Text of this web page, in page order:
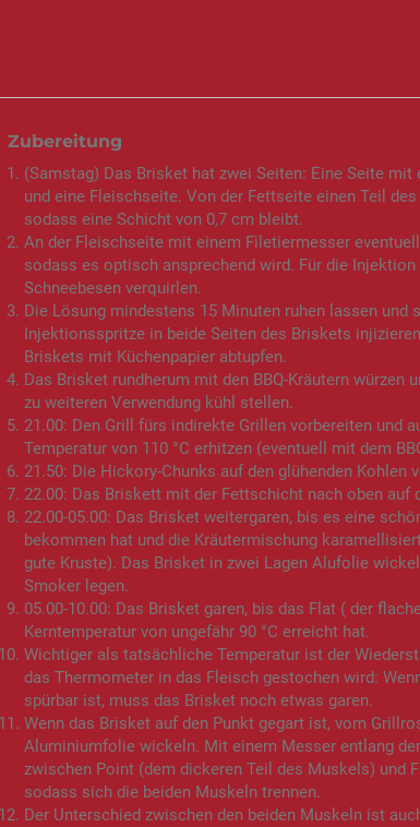
Zubereitung
(Samstag) Das Brisket hat zwei Seiten: Eine Seite
und eine Fleischseite. Von der Fettseite einen Teil
sodass eine Schicht von 0,7 cm bleibt.
An der Fleischseite mit einem Filetiermesser
sodass es optisch ansprechend wird. Für die
Schneebesen verquirlen.
Die Lösung mindestens 15 Minuten ruhen lassen und
Injektionsspritze in beide Seiten des Briskets
Briskets mit Küchenpapier abtupfen.
Das Brisket rundherum mit den BBQ-Kräutern würzen
zu weiteren Verwendung kühl stellen.
21.00: Den Grill fürs indirekte Grillen vorbereiten und
Temperatur von 110 °C erhitzen (eventuell mit dem
21.50: Die Hickory-Chunks auf den glühenden Kohlen
22.00: Das Briskett mit der Fettschicht nach oben auf
22.00-05.00: Das Brisket weitergaren, bis es eine
bekommen hat und die Kräutermischung
gute Kruste). Das Brisket in zwei Lagen Alufolie
Smoker legen.
05.00-10.00: Das Brisket garen, bis das Flat ( der
Kerntemperatur von ungefähr 90 °C erreicht hat.
Wichtiger als tatsächliche Temperatur ist der
das Thermometer in das Fleisch gestochen wird:
spürbar ist, muss das Brisket noch etwas garen.
Wenn das Brisket auf den Punkt gegart ist, vom
Aluminiumfolie wickeln. Mit einem Messer entlang
zwischen Point (dem dickeren Teil des Muskels) und
sodass sich die beiden Muskeln trennen.
Der Unterschied zwischen den beiden Muskeln ist